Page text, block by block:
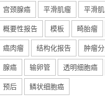
宫颈腺癌 平滑肌瘤 平滑
概要性报告 模板 畸胎瘤
癌肉瘤 结构化报告 肿瘤
腺癌 输卵管 透明细胞癌
预后 鳞状细胞癌